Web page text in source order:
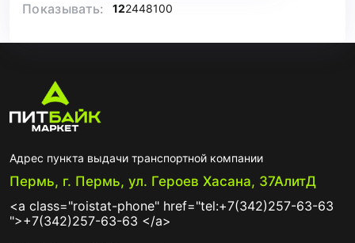
Показывать: 122448100
Адрес пункта выдачи транспортной компании
Пермь, г. Пермь, ул. Героев Хасана, 37АлитД
<a class="roistat-phone" href="tel:+7(342)257-63-63
">+7(342)257-63-63 </a>